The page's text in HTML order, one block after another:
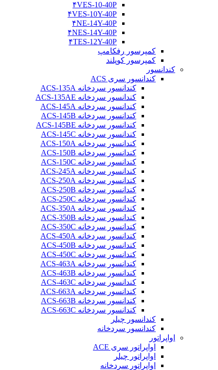
۴VES-10-40P
۴VES-10Y-40P
۴NE-14Y-40P
۴NES-14Y-40P
۴TES-12Y-40P
کمپرسور رفکامپ
کمپرسور کوپلند
کندانسور
کندانسور سری ACS
کندانسور سردخانه ACS-135A
کندانسور سردخانه ACS-135AE
کندانسور سردخانه ACS-145A
کندانسور سردخانه ACS-145B
کندانسور سردخانه ACS-145BE
کندانسور سردخانه ACS-145C
کندانسور سردخانه ACS-150A
کندانسور سردخانه ACS-150B
کندانسور سردخانه ACS-150C
کندانسور سردخانه ACS-245A
کندانسور سردخانه ACS-250A
کندانسور سردخانه ACS-250B
کندانسور سردخانه ACS-250C
کندانسور سردخانه ACS-350A
کندانسور سردخانه ACS-350B
کندانسور سردخانه ACS-350C
کندانسور سردخانه ACS-450A
کندانسور سردخانه ACS-450B
کندانسور سردخانه ACS-450C
کندانسور سردخانه ACS-463A
کندانسور سردخانه ACS-463B
کندانسور سردخانه ACS-463C
کندانسور سردخانه ACS-663A
کندانسور سردخانه ACS-663B
کندانسور سردخانه ACS-663C
کندانسور چیلر
کندانسور سردخانه
اواپراتور
اواپراتور سری ACE
اواپراتور چیلر
اواپراتور سردخانه